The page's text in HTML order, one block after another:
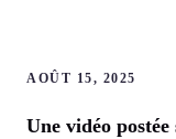
AOÛT 15, 2025
Une vidéo